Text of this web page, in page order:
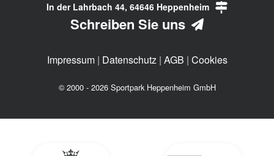
In der Lahrbach 44, 64646 Heppenheim
Schreiben Sie uns
Impressum| Datenschutz| AGB | Cookies
© 2000 - 2026 Sportpark Heppenheim GmbH